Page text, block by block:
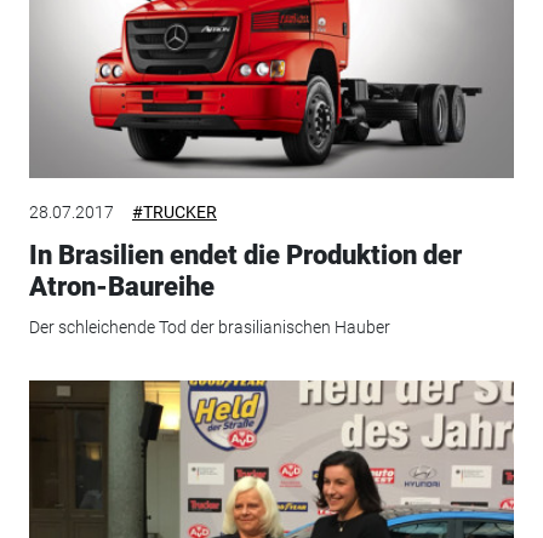
28.07.2017 #TRUCKER
In Brasilien endet die Produktion der
Atron-Baureihe
Der schleichende Tod der brasilianischen Hauber